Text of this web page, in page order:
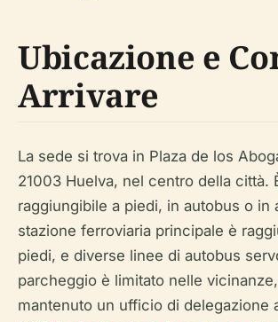
Ubicazione e
Arrivare
La sede si trova in Plaza de los
21003 Huelva, nel centro della città.
raggiungibile a piedi, in autobus o in
stazione ferroviaria principale è
piedi, e diverse linee di autobus
parcheggio è limitato nelle
mantenuto un ufficio di delegazione